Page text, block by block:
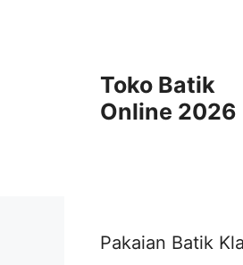
Toko Batik
Online 2026
Pakaian Batik